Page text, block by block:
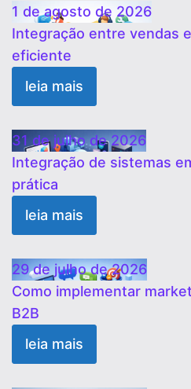
1 de agosto de 2026
Integração entre vendas
eficiente
leia mais
31 de julho de 2026
Integração de sistemas
prática
leia mais
29 de julho de 2026
Como implementar
B2B
leia mais